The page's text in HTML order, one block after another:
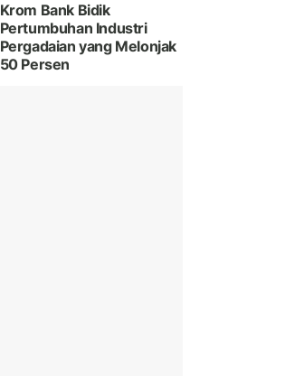
Krom Bank Bidik
Pertumbuhan Industri
Pergadaian yang Melonjak
50 Persen